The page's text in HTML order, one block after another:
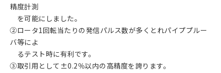
精度計測
を可能にしました。
②ロータ1回転当たりの発信パルス数が多くとれパイププルー
バ等によ
るテスト時に有利です。
③取引用として±0.2％以内の高精度を誇ります。